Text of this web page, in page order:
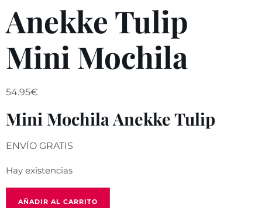
Anekke Tulip
Mini Mochila
54.95€
Mini Mochila Anekke Tulip
ENVÍO GRATIS
Hay existencias
AÑADIR AL CARRITO